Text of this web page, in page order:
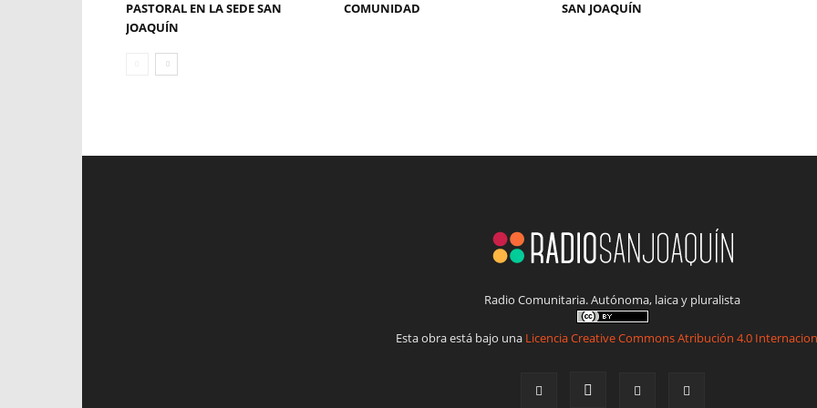
PASTORAL EN LA SEDE SAN
JOAQUÍN
COMUNIDAD SAN JOAQUÍN
Radio Comunitaria. Autónoma, laica y pluralista
Esta obra está bajo una Licencia Creative Commons Atribución 4.0